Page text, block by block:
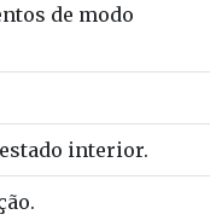
de modo
interior.